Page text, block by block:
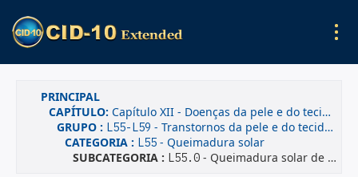
PRINCIPAL
CAPÍTULO: Capítulo XII - Doenças da pele e do tecido subcutâneo
GRUPO : L55-L59 - Transtornos da pele e do tecido subcutâneo relacionados com a radiação
CATEGORIA : L55 - Queimadura solar
SUBCATEGORIA : L55.0 - Queimadura solar de primeiro grau